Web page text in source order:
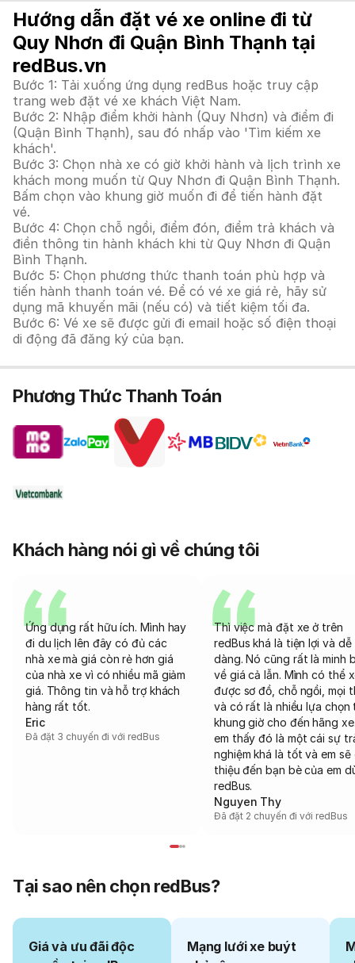
Hướng dẫn đặt vé xe online đi từ
Quy Nhơn đi Quận Bình Thạnh tại
redBus.vn
Bước 1: Tải xuống ứng dụng redBus hoặc truy cập
trang web đặt vé xe khách Việt Nam.
Bước 2: Nhập điểm khởi hành (Quy Nhơn) và điểm đi
(Quận Bình Thạnh), sau đó nhấp vào 'Tìm kiếm xe
khách'.
Bước 3: Chọn nhà xe có giờ khởi hành và lịch trình xe
khách mong muốn từ Quy Nhơn đi Quận Bình Thạnh.
Bấm chọn vào khung giờ muốn đi để tiến hành đặt
vé.
Bước 4: Chọn chỗ ngồi, điểm đón, điểm trả khách và
điền thông tin hành khách khi từ Quy Nhơn đi Quận
Bình Thạnh.
Bước 5: Chọn phương thức thanh toán phù hợp và
tiến hành thanh toán vé. Để có vé xe giá rẻ, hãy sử
dụng mã khuyến mãi (nếu có) và tiết kiệm tối đa.
Bước 6: Vé xe sẽ được gửi đi email hoặc số điện thoại
di động đã đăng ký của bạn.
Phương Thức Thanh Toán
Khách hàng nói gì về chúng tôi
Ứng dụng rất hữu ích. Mình hay
đi du lịch lên đây có đủ các
nhà xe mà giá còn rẻ hơn giá
của nhà xe vì có nhiều mã giảm
giá. Thông tin và hỗ trợ khách
hàng rất tốt.
Eric
Đã đặt 3 chuyến đi với redBus
Thì việc mà đặt xe ở trên
redBus khá là tiện lợi và dễ
dàng. Nó cũng rất là minh
về giá cả lẫn. Mình có thể
được sơ đồ, chỗ ngồi, mọi
và có rất là nhiều lựa chọn
khung giờ cho đến hãng
em thấy đó là một cái sự
nghiệm khá là tốt và em sẽ
thiệu đến bạn bè của em
redBus.
Nguyen Thy
Đã đặt 2 chuyến đi với redBus
Tại sao nên chọn redBus?
Giá và ưu đãi độc
Mạng lưới xe buýt